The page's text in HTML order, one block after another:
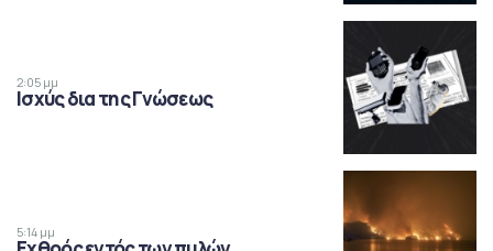
2:05 μμ
Ισχύς δια της Γνώσεως
5:14 μμ